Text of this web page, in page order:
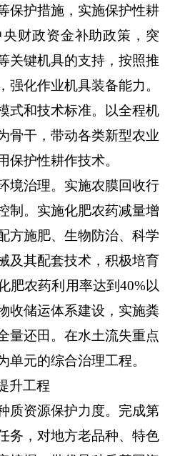
保护措施，实施保护性耕
财政资金补助政策，突
关键机具的支持，按照推
强化作业机具装备能力。
式和技术标准。以全程机
骨干，带动各类新型农业
保护性耕作技术。
境治理。 实施农膜回收行
制。实施化肥农药减量增
方施肥、生物防治、科学
及其配套技术，积极培育
肥农药利用率达到 40%以
收储运体系建设，实施粪
量还田。在水土流失重点
单元的综合治理工程。
升工程
质资源保护力度。 完成第
务，对地方老品种、特色